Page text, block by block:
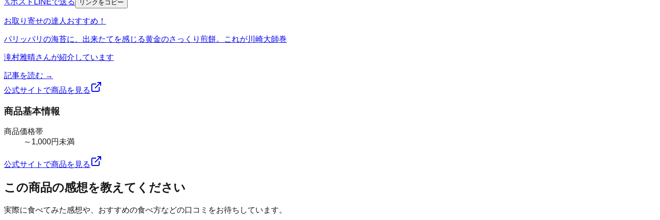
リンクをコピー
お取り寄せの達人おすすめ！
パリッパリの海苔に、出来たてを感じる黄金のさっくり煎餅。これが川崎大師巻
滝村雅晴さんが紹介しています
記事を読む →
公式サイトで商品を見る
商品基本情報
商品価格帯
～1,000円未満
公式サイトで商品を見る
この商品の感想を教えてください
実際に食べてみた感想や、おすすめの食べ方などの口コミをお待ちしています。